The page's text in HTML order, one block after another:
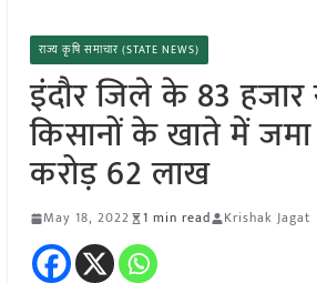
राज्य कृषि समाचार (STATE NEWS)
इंदौर जिले के 83
किसानों के खाते में
करोड़ 62 लाख
May 18, 2022 1 min read Krishak Jagat